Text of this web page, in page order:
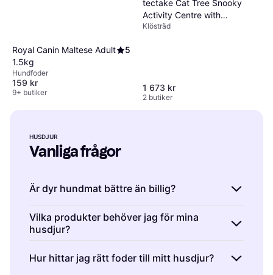
Royal Canin Maltese Adult
1.5kg
5
Hundfoder
159 kr
9+ butiker
tectake Cat Tree Snooky
Activity Centre with
Scratching Posts
Klösträd
1 673 kr
2 butiker
HUSDJUR
Vanliga frågor
Är dyr hundmat bättre än billig?
Det är viktigt att välja hundmat som innehåller
alla nödvändiga näringsämnen för din hunds
hälsa. Priset på maten spelar inte alltid en
avgörande roll, utan det är innehållet som är
Vilka produkter behöver jag för mina
husdjur?
vårdprodukter. Olika djur har olika behov. Till
Hur hittar jag rätt foder till mitt husdjur?